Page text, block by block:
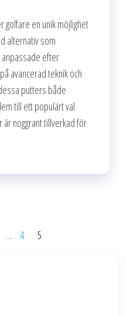
golfare en unik möjlighet
alternativ som
efter
avancerad teknik och
putters både
till ett populärt val
noggrant tillverkad för
… 4 5